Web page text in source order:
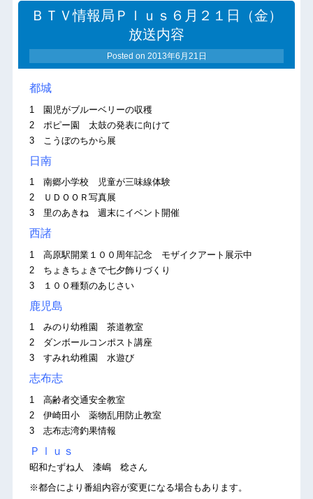
ＢＴＶ情報局Ｐｌｕｓ６月２１日（金）
放送内容
Posted on 2013年6月21日
都城
1 園児がブルーベリーの収穫
2 ポピー園 太鼓の発表に向けて
3 こうぼのちから展
日南
1 南郷小学校 児童が三味線体験
2 ＵＤＯＯＲ写真展
3 里のあきね 週末にイベント開催
西諸
1 高原駅開業１００周年記念 モザイクアート展示中
2 ちょきちょきで七夕飾りづくり
3 １００種類のあじさい
鹿児島
1 みのり幼稚園 茶道教室
2 ダンボールコンポスト講座
3 すみれ幼稚園 水遊び
志布志
1 高齢者交通安全教室
2 伊崎田小 薬物乱用防止教室
3 志布志湾釣果情報
Ｐｌｕｓ
昭和たずね人 漆嶋 稔さん
※都合により番組内容が変更になる場合もあります。